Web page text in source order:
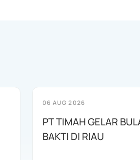
06 AUG 2026
PT TIMAH GELAR
BAKTI DI RIAU